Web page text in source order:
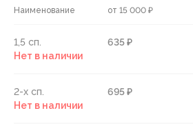
Наименование от 15 000 ₽
1,5 сп.
635 ₽
Нет в наличии
2-х сп.
695 ₽
Нет в наличии